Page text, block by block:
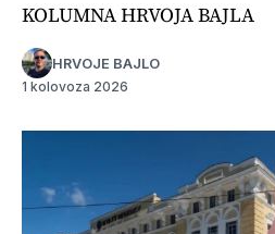
KOLUMNA HRVOJA BAJLA
HRVOJE BAJLO
1 kolovoza 2026